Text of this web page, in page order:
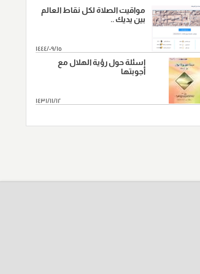
مواقيت الصلاة لكل نقاط العالم
بين يديك ..
١٤٤٤/٠٩/١٥
اسئلة حول رؤية الهلال مع
أجوبتها
١٤٣١/١١/١٢